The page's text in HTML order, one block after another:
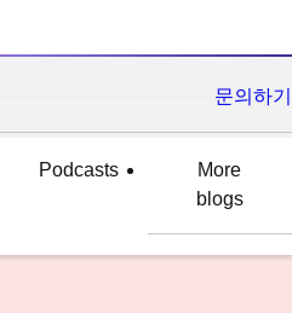
문의하기
Podcasts
More
blogs